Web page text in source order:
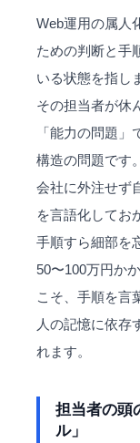
Web運用の属人
ための判断と手
いる状態を指し
その担当者が休
「能力の問題
構造の問題です
会社に外注せず
を言語化してお
手順すら細部を
50〜100万円か
こそ、手順を言
人の記憶に依存
れます。
担当者の頭
ル」